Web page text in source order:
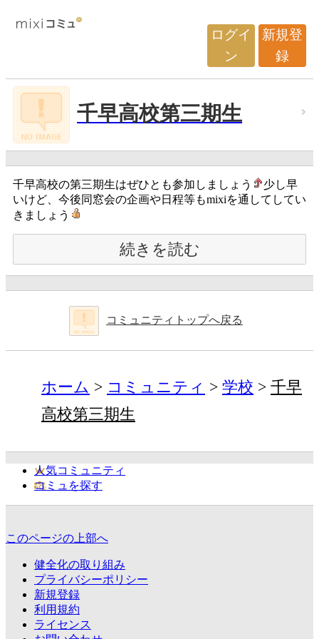
ログイ
ン
新規登
録
千早高校第三期生
千早高校の第三期生はぜひとも参加しましょう
少し早
いけど、今後同窓会の企画や日程等もmixiを通してしてい
きましょう
続きを読む
コミュニティトップへ戻る
ホーム コミュニティ 学校
千早
高校第三期生
人気コミュニティ
コミュを探す
このページの上部へ
健全化の取り組み
プライバシーポリシー
新規登録
利用規約
ライセンス